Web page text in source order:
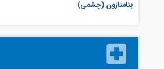
بتامتازون (چشمی)